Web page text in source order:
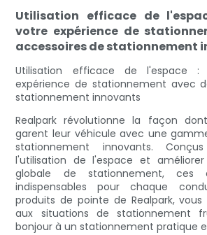
Utilisation efficace de
votre expérience de
accessoires de stationnement
Utilisation efficace de l'espace :
expérience de stationnement avec
stationnement innovants
Realpark révolutionne la façon
garent leur véhicule avec une
stationnement innovants.
l'utilisation de l'espace et
globale de stationnement, ces
indispensables pour chaque
produits de pointe de Realpark,
aux situations de stationnement
bonjour à un stationnement pratique